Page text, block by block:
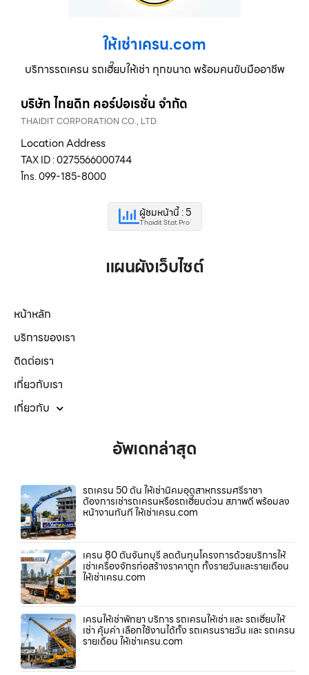
ให้เช่าเครน.com
บริการรถเครน รถเฮี๊ยบให้เช่า ทุกขนาด พร้อมคนขับมืออาชีพ
บริษัท ไทยดิท คอร์ปอเรชั่น จำกัด
THAIDIT CORPORATION CO., LTD.
Location Address
TAX ID : 0275566000744
โทร. 099-185-8000
ผู้ชมหน้านี้ : 5
Thaidit Stat Pro
แผนผังเว็บไซต์
หน้าหลัก
บริการของเรา
ติดต่อเรา
เกี่ยวกับเรา
เกี่ยวกับ
อัพเดทล่าสุด
รถเครน 50 ตัน ให้เช่านิคมอุตสาหกรรมศรีราชา
ต้องการเช่ารถเครนหรือรถเฮี๊ยบด่วน สภาพดี พร้อมลง
หน้างานทันที ให้เช่าเครน.com
เครน 80 ตันจันทบุรี ลดต้นทุนโครงการด้วยบริการให้
เช่าเครื่องจักรก่อสร้างราคาถูก ทั้งรายวันและรายเดือน
ให้เช่าเครน.com
เครนให้เช่าพัทยา บริการ รถเครนให้เช่า และ รถเฮี๊ยบให้
เช่า คุ้มค่า เลือกใช้งานได้ทั้ง รถเครนรายวัน และ รถเครน
รายเดือน ให้เช่าเครน.com